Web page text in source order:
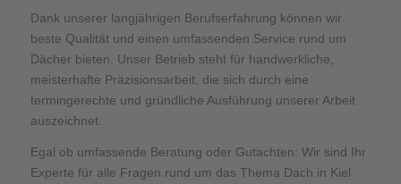
Dank unserer langjährigen Berufserfahrung können wir
beste Qualität und einen umfassenden Service rund um
Dächer bieten. Unser Betrieb steht für handwerkliche,
meisterhafte Präzisionsarbeit, die sich durch eine
termingerechte und gründliche Ausführung unserer Arbeit
auszeichnet.
Egal ob umfassende Beratung oder Gutachten: Wir sind Ihr
Experte für alle Fragen rund um das Thema Dach in Kiel